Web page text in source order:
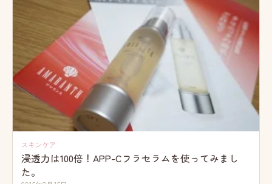
スキンケア
浸透力は100倍！APP-Cフラセラムを使ってみまし
た。